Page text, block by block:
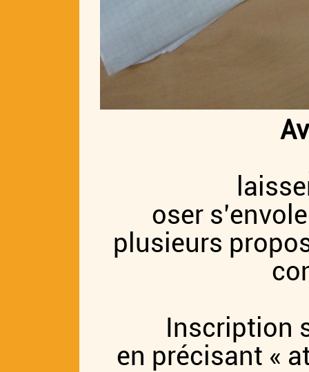
oser
plusieurs
Inscription
en précisant «